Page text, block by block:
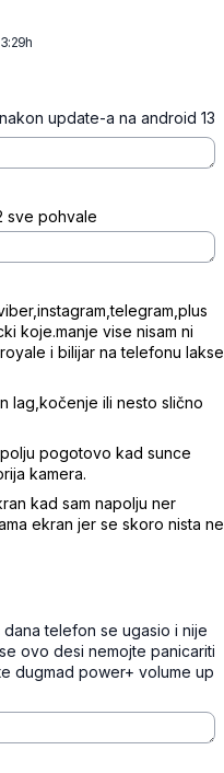
update-a na android 13
sve pohvale
koje.manje vise nisam ni
i bilijar na telefonu lakse
lag,kočenje ili nesto slično
pogotovo kad sunce
kamera.
kad sam napolju ner
ekran jer se skoro nista ne
telefon se ugasio i nije
ovo desi nemojte panicariti
dugmad power+ volume up